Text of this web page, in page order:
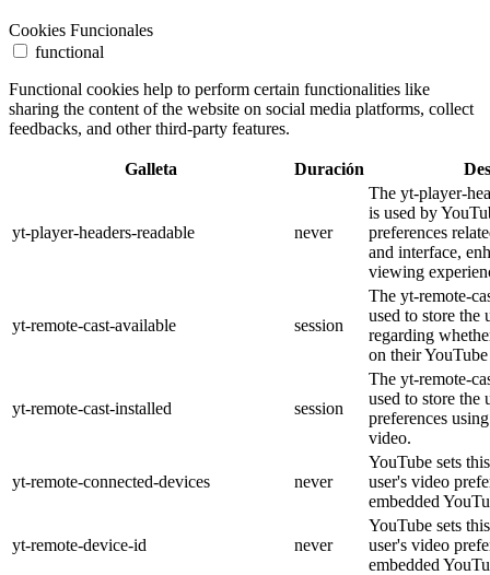
Cookies Funcionales
functional
Functional cookies help to perform certain functionalities like
sharing the content of the website on social media platforms, collect
feedbacks, and other third-party features.
Galleta Duración
yt-player-headers-readable never
The yt-player-
is used by
preferences
and interface,
viewing
yt-remote-cast-available session
The yt-remote-
used to store the
regarding
on their
yt-remote-cast-installed session
The yt-remote-
used to store the
preferences
video.
yt-remote-connected-devices never
YouTube sets
user's video
embedded
yt-remote-device-id never
YouTube sets
user's video
embedded